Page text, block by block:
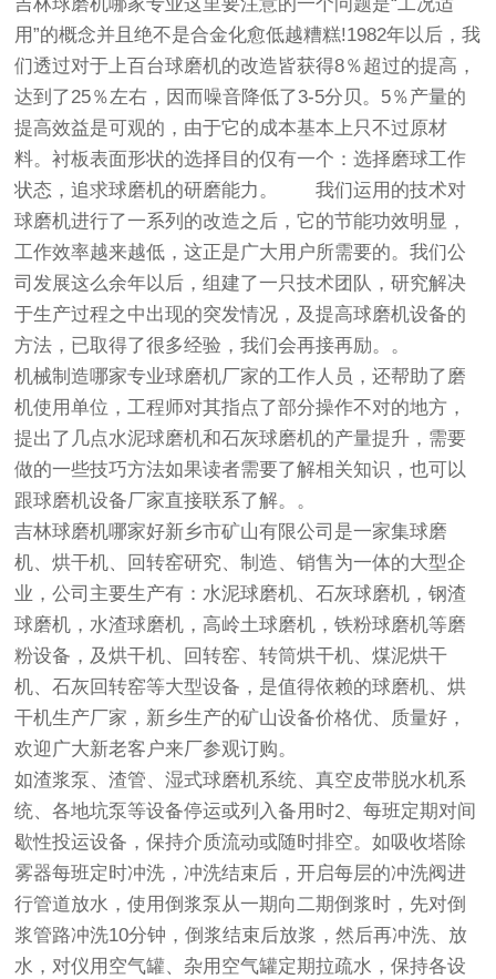
吉林球磨机哪家专业这里要注意的一个问题是“工况适
用”的概念并且绝不是合金化愈低越糟糕!1982年以后，我
们透过对于上百台球磨机的改造皆获得8％超过的提高，
达到了25％左右，因而噪音降低了3-5分贝。5％产量的
提高效益是可观的，由于它的成本基本上只不过原材
料。衬板表面形状的选择目的仅有一个：选择磨球工作
状态，追求球磨机的研磨能力。 我们运用的技术对
球磨机进行了一系列的改造之后，它的节能功效明显，
工作效率越来越低，这正是广大用户所需要的。我们公
司发展这么余年以后，组建了一只技术团队，研究解决
于生产过程之中出现的突发情况，及提高球磨机设备的
方法，已取得了很多经验，我们会再接再励。。
机械制造哪家专业球磨机厂家的工作人员，还帮助了磨
机使用单位，工程师对其指点了部分操作不对的地方，
提出了几点水泥球磨机和石灰球磨机的产量提升，需要
做的一些技巧方法如果读者需要了解相关知识，也可以
跟球磨机设备厂家直接联系了解。。
吉林球磨机哪家好新乡市矿山有限公司是一家集球磨
机、烘干机、回转窑研究、制造、销售为一体的大型企
业，公司主要生产有：水泥球磨机、石灰球磨机，钢渣
球磨机，水渣球磨机，高岭土球磨机，铁粉球磨机等磨
粉设备，及烘干机、回转窑、转筒烘干机、煤泥烘干
机、石灰回转窑等大型设备，是值得依赖的球磨机、烘
干机生产厂家，新乡生产的矿山设备价格优、质量好，
欢迎广大新老客户来厂参观订购。
如渣浆泵、渣管、湿式球磨机系统、真空皮带脱水机系
统、各地坑泵等设备停运或列入备用时2、每班定期对间
歇性投运设备，保持介质流动或随时排空。如吸收塔除
雾器每班定时冲洗，冲洗结束后，开启每层的冲洗阀进
行管道放水，使用倒浆泵从一期向二期倒浆时，先对倒
浆管路冲洗10分钟，倒浆结束后放浆，然后再冲洗、放
水，对仪用空气罐、杂用空气罐定期拉疏水，保持各设